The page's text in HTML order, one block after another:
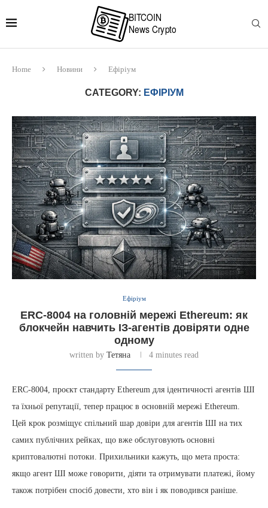
Home Новини Ефіріум
CATEGORY: ЕФІРІУМ
Ефіріум
ERC-8004 на головній мережі Ethereum: як
блокчейн навчить ІЗ-агентів довіряти одне
одному
written by Тетяна 4 minutes read
ERC-8004, проєкт стандарту Ethereum для ідентичності агентів ШІ
та їхньої репутації, тепер працює в основній мережі Ethereum.
Цей крок розміщує спільний шар довіри для агентів ШІ на тих
самих публічних рейках, що вже обслуговують основні
криптовалютні потоки. Прихильники кажуть, що мета проста:
якщо агент ШІ може говорити, діяти та отримувати платежі, йому
також потрібен спосіб довести, хто він і як поводився раніше.